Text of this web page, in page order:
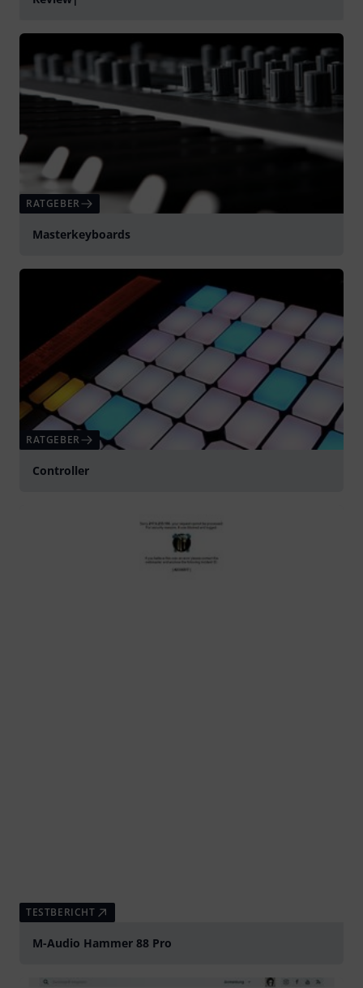
RATGEBER
Masterkeyboards
RATGEBER
Controller
TESTBERICHT
M-Audio Hammer 88 Pro